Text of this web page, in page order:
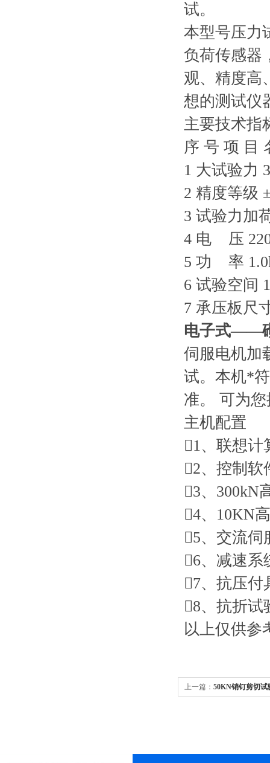
试。
本型号压力
负荷传感器
观、精度高
想的测试仪
主要技术指
序 号 项 目
1 大试验力
2 精度等级
3 试验力加
4 电 压
5 功 率
6 试验空间
7 承压板尺
电子式——
伺服电机加
试。本机*符
准。 可为
主机配置
1、
2、
3、
4、
5、
6、
7、
8、
以上仅供参
上一篇： 50KN销钉剪切试